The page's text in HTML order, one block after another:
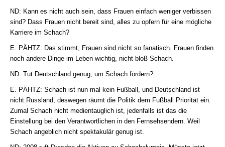
ND: Kann es nicht auch sein, dass Frauen einfach weniger verbissen
sind? Dass Frauen nicht bereit sind, alles zu opfern für eine mögliche
Karriere im Schach?
E. PÄHTZ: Das stimmt, Frauen sind nicht so fanatisch. Frauen finden
noch andere Dinge im Leben wichtig, nicht bloß Schach.
ND: Tut Deutschland genug, um Schach fördern?
E. PÄHTZ: Schach ist nun mal kein Fußball, und Deutschland ist
nicht Russland, deswegen räumt die Politik dem Fußball Priorität ein.
Zumal Schach nicht medientauglich ist, jedenfalls ist das die
Einstellung bei den Verantwortlichen in den Fernsehsendern. Weil
Schach angeblich nicht spektakulär genug ist.